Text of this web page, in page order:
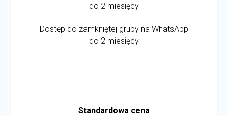
do 2 miesięcy
Dostęp do zamkniętej grupy na WhatsApp
do 2 miesięcy
Standardowa cena